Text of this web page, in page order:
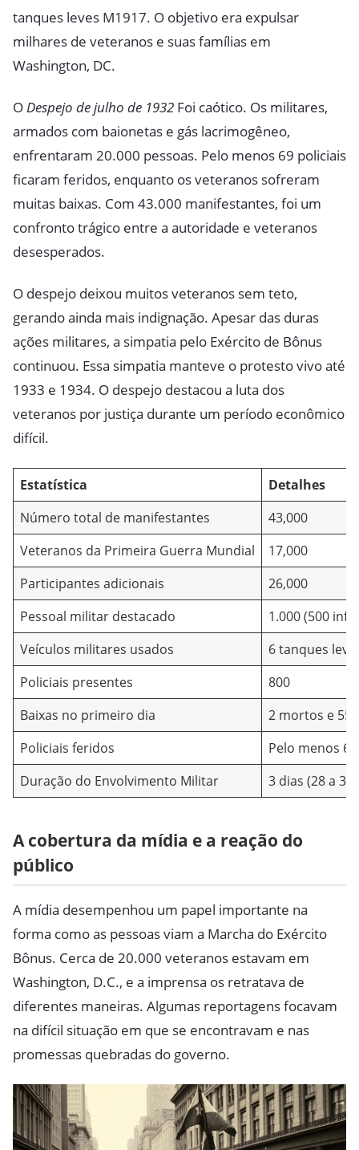
tanques leves M1917. O objetivo era expulsar
milhares de veteranos e suas famílias em
Washington, DC.
ODespejo de julho de 1932 Foi caótico. Os militares,
armados com baionetas e gás lacrimogêneo,
enfrentaram 20.000 pessoas. Pelo menos 69 policiais
ficaram feridos, enquanto os veteranos sofreram
muitas baixas. Com 43.000 manifestantes, foi um
confronto trágico entre a autoridade e veteranos
desesperados.
O despejo deixou muitos veteranos sem teto,
gerando ainda mais indignação. Apesar das duras
ações militares, a simpatia pelo Exército de Bônus
continuou. Essa simpatia manteve o protesto vivo até
1933 e 1934. O despejo destacou a luta dos
veteranos por justiça durante um período econômico
difícil.
Estatística
Detalhes
Número total de manifestantes
43,000
Veteranos da Primeira Guerra Mundial
17,000
Participantes adicionais
26,000
Pessoal militar destacado
1.000 (500
Veículos militares usados
6 tanques
Policiais presentes
800
Baixas no primeiro dia
2 mortos e 55
Policiais feridos
Pelo menos 69
Duração do Envolvimento Militar
3 dias (28 a
A cobertura da mídia e a reação do
público
A mídia desempenhou um papel importante na
forma como as pessoas viam a Marcha do Exército
Bônus. Cerca de 20.000 veteranos estavam em
Washington, D.C., e a imprensa os retratava de
diferentes maneiras. Algumas reportagens focavam
na difícil situação em que se encontravam e nas
promessas quebradas do governo.